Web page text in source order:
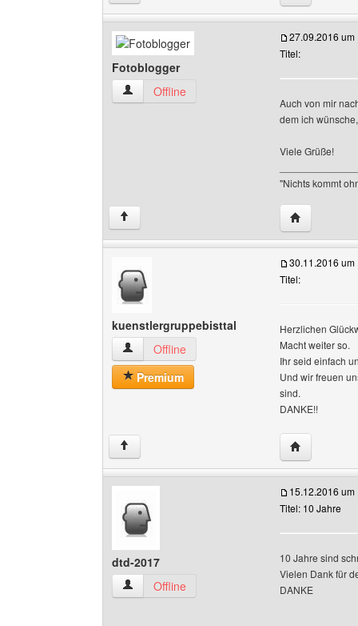
Fotoblogger
Fotoblogger Benutzer-Profile anzeigen
Offline
27.09.2016 um
Titel:
Auch von mir
dem ich
Viele Grüße!
"Nichts kommt
↑ Website
kuenstlergruppebisttal
kuenstlergruppebisttal Benutzer-Profile
Offline
Premium
30.11.2016 um
Titel:
Herzlichen
Macht weiter so.
Ihr seid einfach
Und wir freuen
sind.
DANKE!!
↑ Website
dtd-2017
dtd-2017 Benutzer-Profile anzeigen
Offline
15.12.2016 um
Titel: 10 Jahre
10 Jahre sind
Vielen Dank für
DANKE